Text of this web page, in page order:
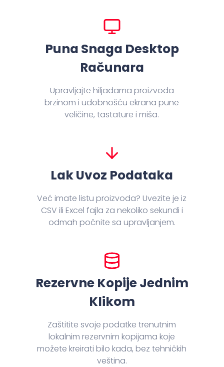
Puna Snaga Desktop
Računara
Upravljajte hiljadama proizvoda
brzinom i udobnošću ekrana pune
veličine, tastature i miša.
Lak Uvoz Podataka
Već imate listu proizvoda? Uvezite je iz
CSV ili Excel fajla za nekoliko sekundi i
odmah počnite sa upravljanjem.
Rezervne Kopije Jednim
Klikom
Zaštitite svoje podatke trenutnim
lokalnim rezervnim kopijama koje
možete kreirati bilo kada, bez tehničkih
veština.